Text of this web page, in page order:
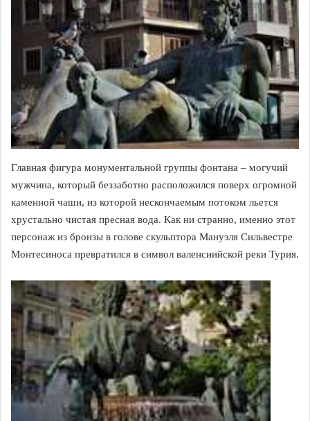
Главная фигура монументальной группы фонтана – могучий
мужчина, который беззаботно расположился поверх огромной
каменной чаши, из которой нескончаемым потоком льется
хрустально чистая пресная вода. Как ни странно, именно этот
персонаж из бронзы в голове скульптора Мануэля Сильвестре
Монтесиноса превратился в символ валенсиийской реки Турия.